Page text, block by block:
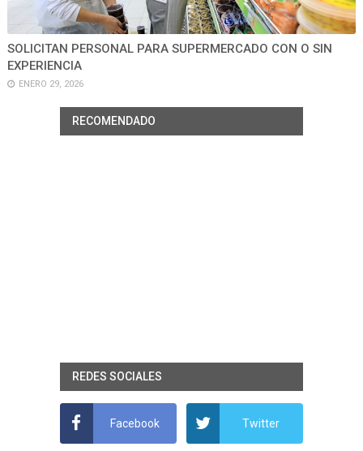
SOLICITAN PERSONAL PARA SUPERMERCADO CON O SIN
EXPERIENCIA
ENERO 29, 2026
RECOMENDADO
REDES SOCIALES
Facebook Twitter